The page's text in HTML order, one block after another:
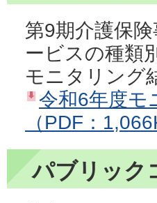
第9期介護保
ービスの種類
モニタリング
令和6年度モ
（PDF：
パブリック